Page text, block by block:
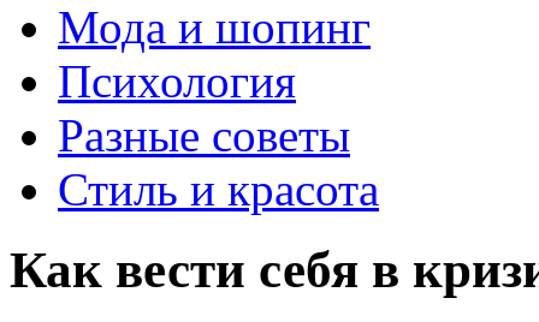
Мода и шопинг
Психология
Разные советы
Стиль и красота
Как вести себя в